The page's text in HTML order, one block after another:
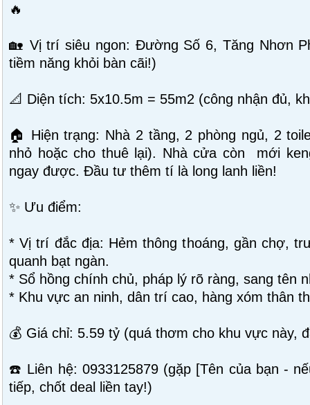
🔥
🏡 Vị trí siêu ngon: Đường Số 6, Tăng Nhơn
tiềm năng khỏi bàn cãi!)
📐 Diện tích: 5x10.5m = 55m2 (công nhận đủ,
🏠 Hiện trạng: Nhà 2 tầng, 2 phòng ngủ, 2
nhỏ hoặc cho thuê lại). Nhà cửa còn mới
ngay được. Đầu tư thêm tí là long lanh liền!
✨ Ưu điểm:
* Vị trí đắc địa: Hẻm thông thoáng, gần chợ,
quanh bạt ngàn.
* Sổ hồng chính chủ, pháp lý rõ ràng, sang tên
* Khu vực an ninh, dân trí cao, hàng xóm thân
💰 Giá chỉ: 5.59 tỷ (quá thơm cho khu vực này,
☎️ Liên hệ: 0933125879 (gặp [Tên của bạn -
tiếp, chốt deal liền tay!)